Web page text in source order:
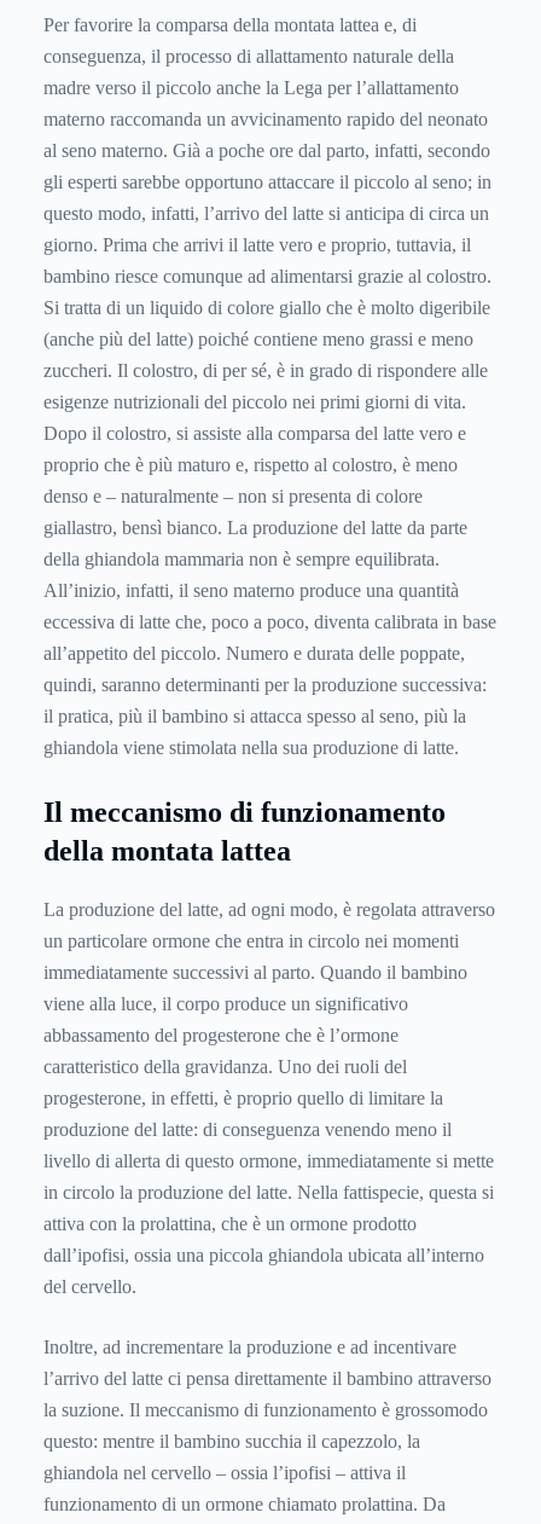
Per favorire la comparsa della montata lattea e, di
conseguenza, il processo di allattamento naturale della
madre verso il piccolo anche la Lega per l’allattamento
materno raccomanda un avvicinamento rapido del neonato
al seno materno. Già a poche ore dal parto, infatti, secondo
gli esperti sarebbe opportuno attaccare il piccolo al seno; in
questo modo, infatti, l’arrivo del latte si anticipa di circa un
giorno. Prima che arrivi il latte vero e proprio, tuttavia, il
bambino riesce comunque ad alimentarsi grazie al colostro.
Si tratta di un liquido di colore giallo che è molto digeribile
(anche più del latte) poiché contiene meno grassi e meno
zuccheri. Il colostro, di per sé, è in grado di rispondere alle
esigenze nutrizionali del piccolo nei primi giorni di vita.
Dopo il colostro, si assiste alla comparsa del latte vero e
proprio che è più maturo e, rispetto al colostro, è meno
denso e – naturalmente – non si presenta di colore
giallastro, bensì bianco. La produzione del latte da parte
della ghiandola mammaria non è sempre equilibrata.
All’inizio, infatti, il seno materno produce una quantità
eccessiva di latte che, poco a poco, diventa calibrata in base
all’appetito del piccolo. Numero e durata delle poppate,
quindi, saranno determinanti per la produzione successiva:
il pratica, più il bambino si attacca spesso al seno, più la
ghiandola viene stimolata nella sua produzione di latte.
Il meccanismo di funzionamento
della montata lattea
La produzione del latte, ad ogni modo, è regolata attraverso
un particolare ormone che entra in circolo nei momenti
immediatamente successivi al parto. Quando il bambino
viene alla luce, il corpo produce un significativo
abbassamento del progesterone che è l’ormone
caratteristico della gravidanza. Uno dei ruoli del
progesterone, in effetti, è proprio quello di limitare la
produzione del latte: di conseguenza venendo meno il
livello di allerta di questo ormone, immediatamente si mette
in circolo la produzione del latte. Nella fattispecie, questa si
attiva con la prolattina, che è un ormone prodotto
dall’ipofisi, ossia una piccola ghiandola ubicata all’interno
del cervello.
Inoltre, ad incrementare la produzione e ad incentivare
l’arrivo del latte ci pensa direttamente il bambino attraverso
la suzione. Il meccanismo di funzionamento è grossomodo
questo: mentre il bambino succhia il capezzolo, la
ghiandola nel cervello – ossia l’ipofisi – attiva il
funzionamento di un ormone chiamato prolattina. Da